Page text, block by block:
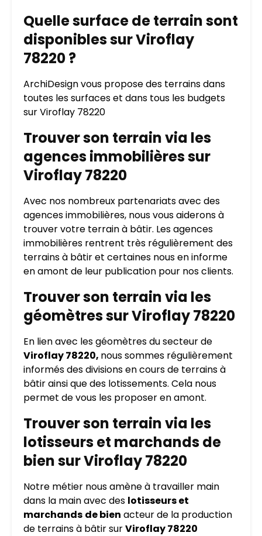
Quelle surface de terrain sont
disponibles sur Viroflay
78220 ?
ArchiDesign vous propose des terrains dans
toutes les surfaces et dans tous les budgets
sur Viroflay 78220
Trouver son terrain via les
agences immobilières sur
Viroflay 78220
Avec nos nombreux partenariats avec des
agences immobilières, nous vous aiderons à
trouver votre terrain à bâtir. Les agences
immobilières rentrent très régulièrement des
terrains à bâtir et certaines nous en informe
en amont de leur publication pour nos clients.
Trouver son terrain via les
géomètres sur Viroflay 78220
En lien avec les géomètres du secteur de
Viroflay 78220, nous sommes régulièrement
informés des divisions en cours de terrains à
bâtir ainsi que des lotissements. Cela nous
permet de vous les proposer en amont.
Trouver son terrain via les
lotisseurs et marchands de
bien sur Viroflay 78220
Notre métier nous amène à travailler main
dans la main avec des lotisseurs et
marchands de bien acteur de la production
de terrains à bâtir surViroflay 78220